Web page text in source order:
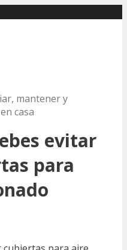
mantener y
casa
evitar
para